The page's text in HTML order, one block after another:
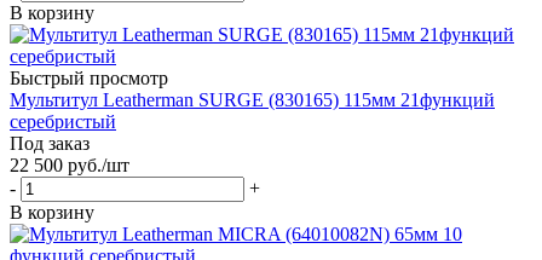
В корзину
Быстрый просмотр
Мультитул Leatherman SURGE (830165) 115мм 21функций
серебристый
Под заказ
22 500 руб./шт
-
+
В корзину